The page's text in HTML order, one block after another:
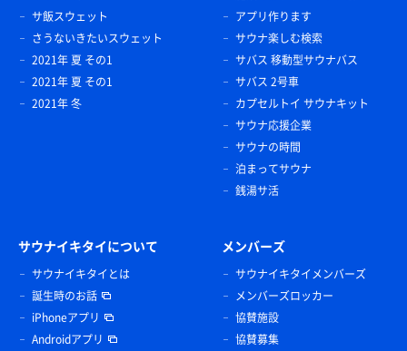
サ飯スウェット
さうないきたいスウェット
2021年 夏 その1
2021年 夏 その1
2021年 冬
アプリ作ります
サウナ楽しむ検索
サバス 移動型サウナバス
サバス 2号車
カプセルトイ サウナキット
サウナ応援企業
サウナの時間
泊まってサウナ
銭湯サ活
サウナイキタイについて
サウナイキタイとは
誕生時のお話
iPhoneアプリ
Androidアプリ
メンバーズ
サウナイキタイメンバーズ
メンバーズロッカー
協賛施設
協賛募集